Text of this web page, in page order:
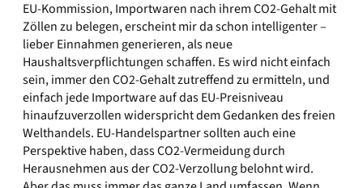
EU-Kommission, Importwaren nach ihrem CO2-Gehalt mit
Zöllen zu belegen, erscheint mir da schon intelligenter –
lieber Einnahmen generieren, als neue
Haushaltsverpflichtungen schaffen. Es wird nicht einfach
sein, immer den CO2-Gehalt zutreffend zu ermitteln, und
einfach jede Importware auf das EU-Preisniveau
hinaufzuverzollen widerspricht dem Gedanken des freien
Welthandels. EU-Handelspartner sollten auch eine
Perspektive haben, dass CO2-Vermeidung durch
Herausnehmen aus der CO2-Verzollung belohnt wird.